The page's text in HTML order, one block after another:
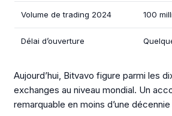
Volume de trading 2024 100
Délai d’ouverture
Aujourd’hui, Bitvavo figure parmi les
exchanges au niveau mondial. Un
remarquable en moins d’une décennie